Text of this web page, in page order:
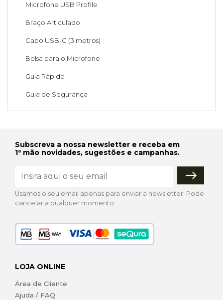
Microfone USB Profile
Braço Articulado
Cabo USB-C (3 metros)
Bolsa para o Microfone
Guia Rápido
Guia de Segurança
Subscreva a nossa newsletter e receba em
1ª mão novidades, sugestões e campanhas.
Usamos o seu email apenas para enviar a newsletter. Pode
cancelar a qualquer momento.
LOJA ONLINE
Área de Cliente
Ajuda / FAQ